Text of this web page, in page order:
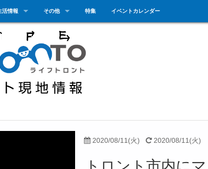
活情報 その他 特集 イベントカレンダー
2020/08/11(火) 2020/08/11(火)